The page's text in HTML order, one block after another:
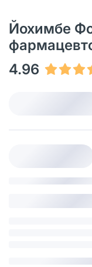
Йохимбе
4.96